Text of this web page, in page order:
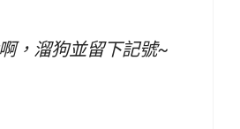
，溜狗並留下記號~